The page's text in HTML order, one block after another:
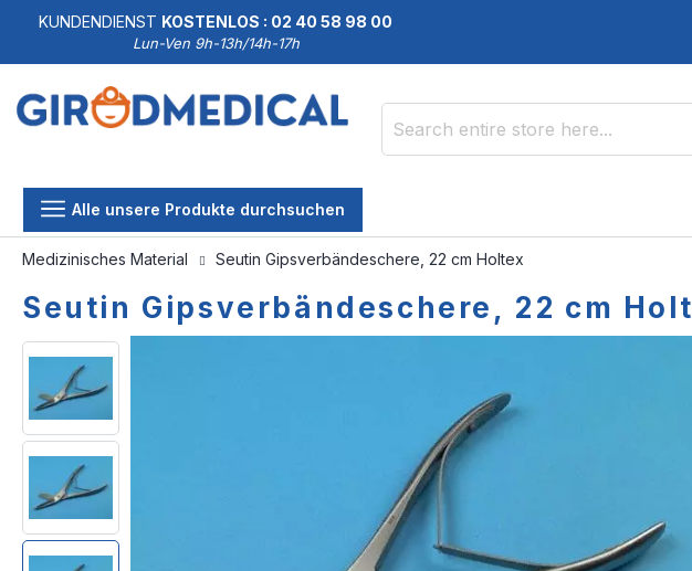
KUNDENDIENST KOSTENLOS : 02 40 58 98 00
Lun-Ven 9h-13h/14h-17h
Alle unsere Produkte durchsuchen
Medizinisches Material Seutin Gipsverbändeschere, 22 cm Holtex
Seutin Gipsverbändeschere, 22 cm
Skip
the
end
of
the
images
gallery
Skip
the
beginning
of
the
images
gallery